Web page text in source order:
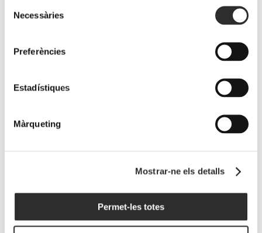
Necessàries
Preferències
Estadístiques
Màrqueting
Mostrar-ne els detalls
Permet-les totes
Els vins del celler acompanyen els actes
19 febrer, 2026
Aquest dilluns es va celebrar al Palau Firal i de